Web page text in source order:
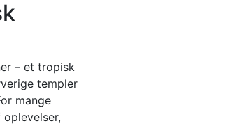
– et tropisk
templer
mange